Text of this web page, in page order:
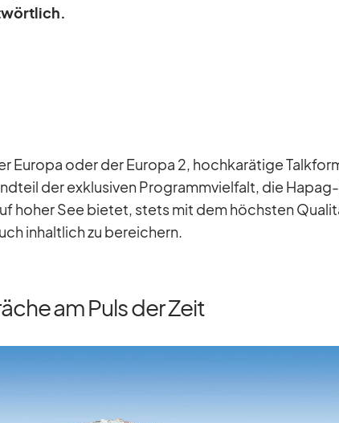
Eu­ropa oder der Eu­ropa 2, hoch­ka­rä­tige
der ex­klu­si­ven Pro­gramm­viel­falt, die
ho­her See bie­tet, stets mit dem höchs­ten
in­halt­lich zu be­rei­chern.
am Puls der Zeit